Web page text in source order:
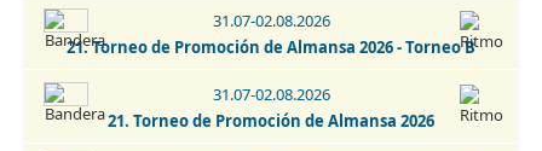
01-06.09.2026
3. IRT Sub-2400 Esphouses Hotel Playas de Guardamar 2026
05.09.2026
6 Torneo Fiestas Patronales Navalcarnero 2026
31.07-02.08.2026
21. Torneo de Promoción de Almansa 2026 - Torneo B
31.07-02.08.2026
21. Torneo de Promoción de Almansa 2026